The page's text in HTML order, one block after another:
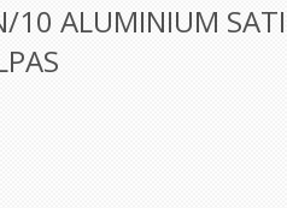
10 ALUMINIUM